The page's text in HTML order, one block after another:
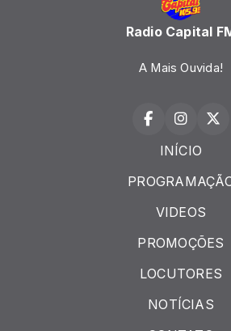
Radio Capital
A Mais Ouvida!
INÍCIO
VIDEOS
PROMOÇÕES
LOCUTORES
NOTÍCIAS